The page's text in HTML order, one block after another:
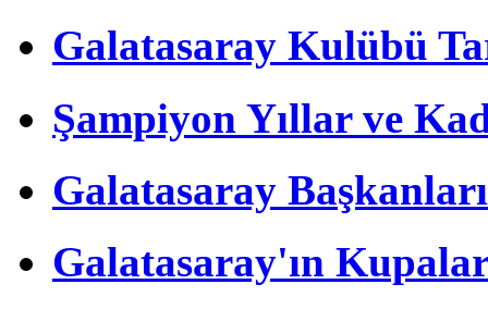
Galatasaray Kulübü
Şampiyon Yıllar ve
Galatasaray Başkanları
Galatasaray'ın